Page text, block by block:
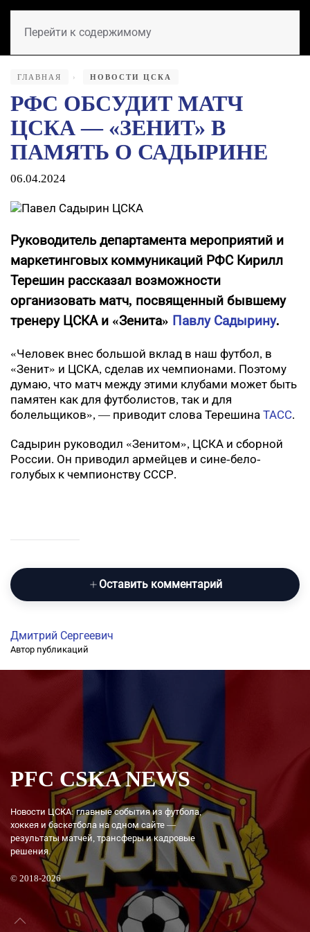
Перейти к содержимому
ГЛАВНАЯ НОВОСТИ ЦСКА
РФС ОБСУДИТ МАТЧ
ЦСКА — «ЗЕНИТ» В
ПАМЯТЬ О САДЫРИНЕ
06.04.2024
Руководитель департамента мероприятий и
маркетинговых коммуникаций РФС Кирилл
Терешин рассказал возможности
организовать матч, посвященный бывшему
тренеру ЦСКА и «Зенита» Павлу Садырину.
«Человек внес большой вклад в наш футбол, в
«Зенит» и ЦСКА, сделав их чемпионами. Поэтому
думаю, что матч между этими клубами может быть
памятен как для футболистов, так и для
болельщиков», — приводит слова Терешина ТАСС.
Садырин руководил «Зенитом», ЦСКА и сборной
России. Он приводил армейцев и сине-бело-
голубых к чемпионству СССР.
Оставить комментарий
Дмитрий Сергеевич
Автор публикаций
PFC CSKA NEWS
Новости ЦСКА: главные события из футбола,
хоккея и баскетбола на одном сайте —
результаты матчей, трансферы и кадровые
решения.
© 2018-2026